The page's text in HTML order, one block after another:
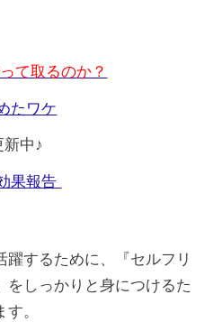
て取るのか？
たワケ
新中♪
果報告
するために、『セルフリ
をしっかりと身につけるた
。